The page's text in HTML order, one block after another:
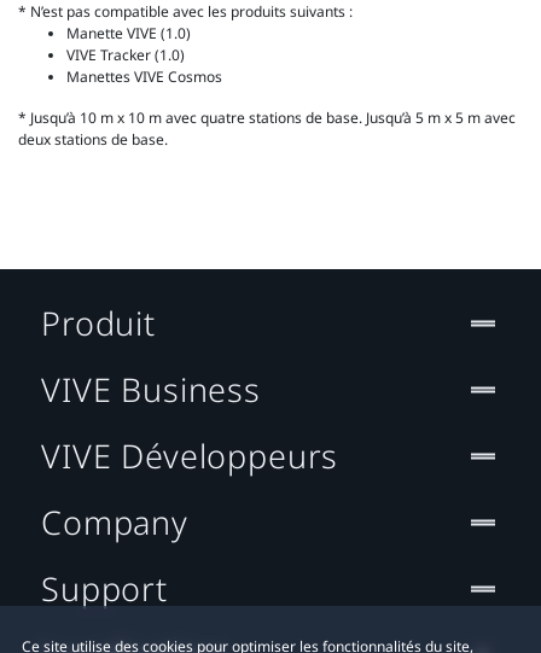
* N’est pas compatible avec les produits suivants :
Manette VIVE (1.0)
VIVE Tracker (1.0)
Manettes VIVE Cosmos
* Jusqu’à 10 m x 10 m avec quatre stations de base. Jusqu’à 5 m x 5 m avec
deux stations de base.
Ce site utilise des cookies pour optimiser les fonctionnalités du site,
Produit
VIVE Business
VIVE Développeurs
Company
Support